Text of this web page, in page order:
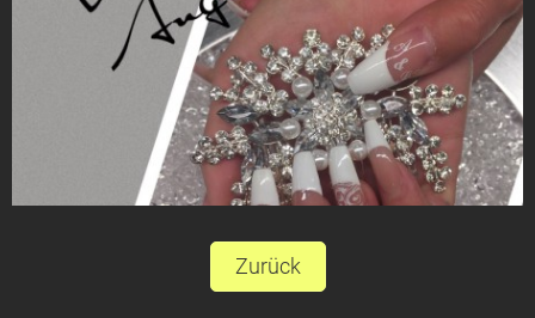
Zurück